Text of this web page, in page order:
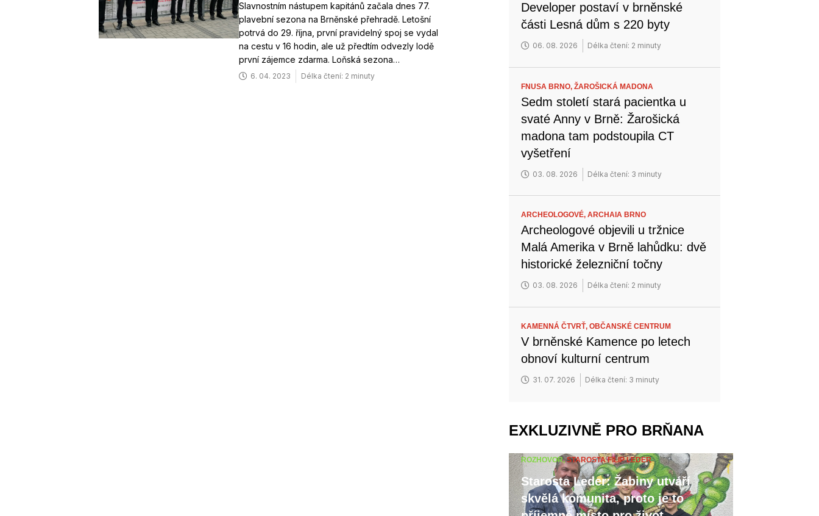
Slavnostním nástupem kapitánů začala dnes 77.
plavební sezona na Brněnské přehradě. Letošní
potrvá do 29. října, první pravidelný spoj se vydal
na cestu v 16 hodin, ale už předtím odvezly lodě
první zájemce zdarma. Loňská sezona…
6. 04. 2023 Délka čtení: 2 minuty
Developer postaví v brněnské
části Lesná dům s 220 byty
06. 08. 2026 Délka čtení: 2 minuty
FNUSA BRNO,ŽAROŠICKÁ MADONA
Sedm století stará pacientka u
svaté Anny v Brně: Žarošická
madona tam podstoupila CT
vyšetření
03. 08. 2026 Délka čtení: 3 minuty
ARCHEOLOGOVÉ,ARCHAIA BRNO
Archeologové objevili u tržnice
Malá Amerika v Brně lahůdku: dvě
historické železniční točny
03. 08. 2026 Délka čtení: 2 minuty
KAMENNÁ ČTVRŤ,OBČANSKÉ CENTRUM
V brněnské Kamence po letech
obnoví kulturní centrum
31. 07. 2026 Délka čtení: 3 minuty
EXKLUZIVNĚ PRO BRŇANA
ROZHOVOR,STAROSTA FILIP LEDER
Starosta Leder: Žabiny utváří
skvělá komunita, proto je to